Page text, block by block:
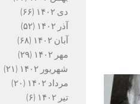
دی ۱۴۰۲
(۶۶)
آذر ۱۴۰۲
(۵۲)
آبان ۱۴۰۲
(۶۸)
مهر ۱۴۰۲
(۲۹)
شهریور ۱۴۰۲
(۲۱)
مرداد ۱۴۰۲
(۲۰)
تیر ۱۴۰۲
(۶)